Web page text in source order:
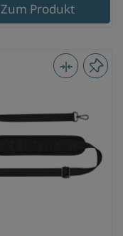
Zum Produkt